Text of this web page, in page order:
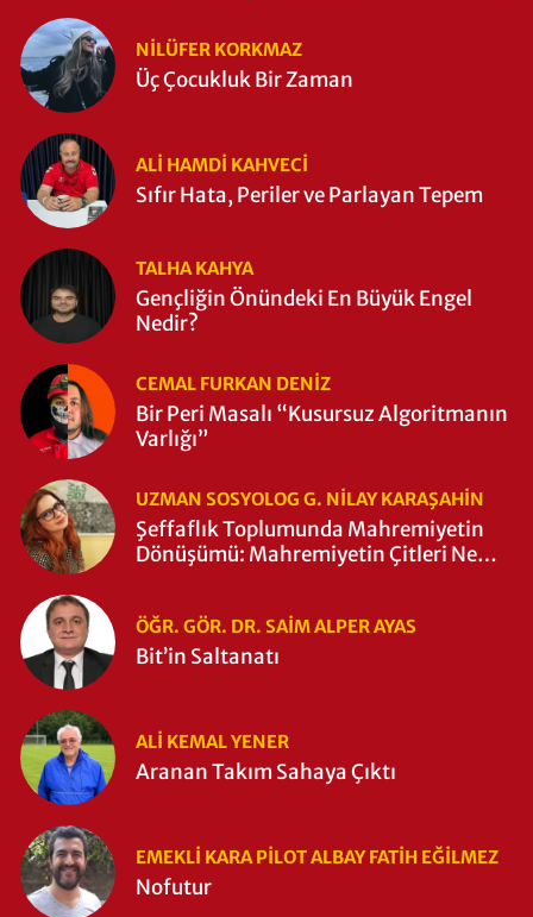
NILÜFER KORKMAZ
Üç Çocukluk Bir Zaman
ALI HAMDI KAHVECİ
Sıfır Hata, Periler ve Parlayan Tepem
TALHA KAHYA
Gençliğin Önündeki En Büyük Engel
Nedir?
CEMAL FURKAN DENİZ
Bir Peri Masalı “Kusursuz Algoritmanın
Varlığı”
UZMAN SOSYOLOG G. NILAY KARAŞAHİN
Şeffaflık Toplumunda Mahremiyetin
Dönüşümü: Mahremiyetin Çitleri Ne
ÖĞR. GÖR. DR. SAIM ALPER AYAS
Bit’in Saltanatı
ALI KEMAL YENER
Aranan Takım Sahaya Çıktı
EMEKLI KARA PILOT ALBAY FATIH EĞİLMEZ
Nofutur